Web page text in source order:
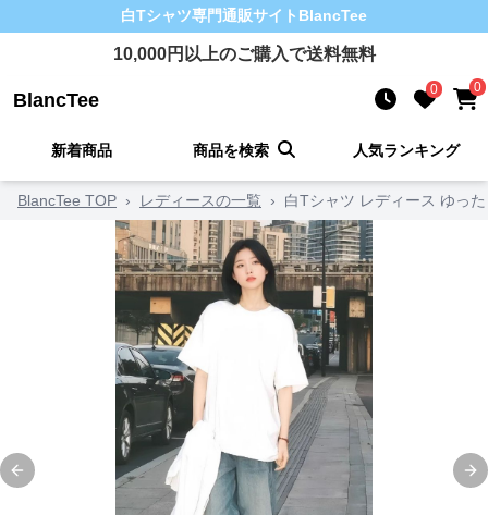
白Tシャツ専門通販サイト BlancTee
10,000円以上のご購入で送料無料
BlancTee 0 0
新着商品 商品を検索 人気ランキング
BlancTee TOP › レディースの一覧 › 白Tシャツ レディース ゆっ
Previous slide